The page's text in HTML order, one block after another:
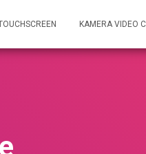
KAMERA VIDEO